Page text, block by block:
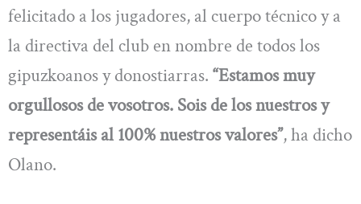
felicitado a los jugadores, al cuerpo técnico y a
la directiva del club en nombre de todos los
gipuzkoanos y donostiarras. “Estamos muy
orgullosos de vosotros. Sois de los nuestros y
representáis al 100% nuestros valores”, ha dicho
Olano.